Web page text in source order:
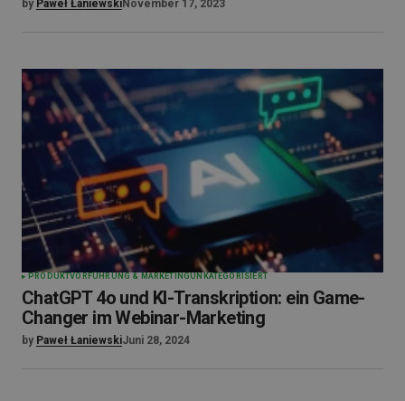
by Paweł ŁaniewskiNovember 17, 2023
PRODUKTVORFÜHRUNG & MARKETING UNKATEGORISIERT
ChatGPT 4o und KI-Transkription: ein Game-
Changer im Webinar-Marketing
by Paweł ŁaniewskiJuni 28, 2024